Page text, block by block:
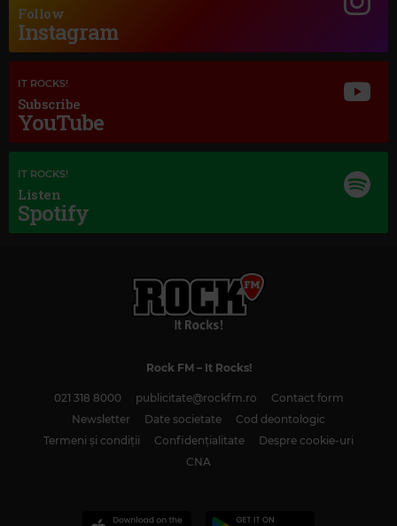
PEER GYNT SUITE NO. 1, OP. 46: I. MORNING MOOD
Follow
Instagram
IT ROCKS!
Subscribe
YouTube
IT ROCKS!
Listen
Spotify
Rock FM– It Rocks!
021 318 8000 publicitate@rockfm.ro
Contact form
Newsletter
Date societate
Cod deontologic
Termeni și condiții
Confidențialitate
Despre cookie-uri
CNA